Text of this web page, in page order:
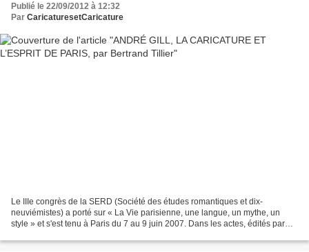
Publié le 22/09/2012 à 12:32
Par CaricaturesetCaricature
Le IIIe congrès de la SERD (Société des études romantiques et dix-
neuviémistes) a porté sur « La Vie parisienne, une langue, un mythe, un
style » et s'est tenu à Paris du 7 au 9 juin 2007. Dans les actes, édités par